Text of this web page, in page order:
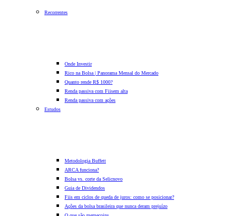
Recorrentes
Onde Investir
Rico na Bolsa | Panorama Mensal do Mercado
Quanto rende R$ 1000?
Renda passiva com Fiisem alta
Renda passiva com ações
Estudos
Metodologia Buffett
ARCA funciona?
Bolsa vs. corte da Selicnovo
Guia de Dividendos
Fiis em ciclos de queda de juros: como se posicionar?
Ações da bolsa brasileira que nunca deram prejuízo